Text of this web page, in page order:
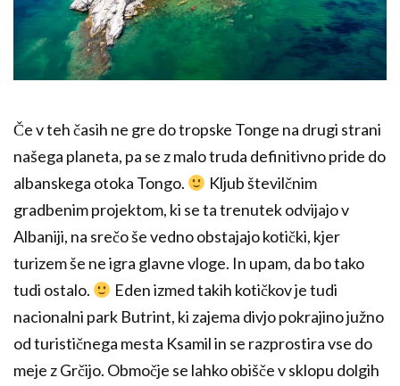
Če v teh časih ne gre do tropske Tonge na drugi strani
našega planeta, pa se z malo truda definitivno pride do
albanskega otoka Tongo.
Kljub številčnim
gradbenim projektom, ki se ta trenutek odvijajo v
Albaniji, na srečo še vedno obstajajo kotički, kjer
turizem še ne igra glavne vloge. In upam, da bo tako
tudi ostalo.
Eden izmed takih kotičkov je tudi
nacionalni park Butrint, ki zajema divjo pokrajino južno
od turističnega mesta Ksamil in se razprostira vse do
meje z Grčijo. Območje se lahko obišče v sklopu dolgih